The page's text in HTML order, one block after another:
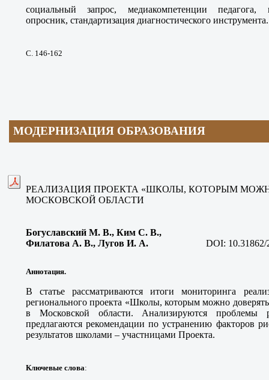
социальный запрос, медиакомпетенции педагога,
опросник, стандартизация диагностического инструмента.
С. 146-162
МОДЕРНИЗАЦИЯ ОБРАЗОВАНИЯ
РЕАЛИЗАЦИЯ ПРОЕКТА «ШКОЛЫ, КОТОРЫМ
МОСКОВСКОЙ ОБЛАСТИ
Богуславский М. В., Ким С. В.,
Филатова А. В., Лугов И. А. DOI:
Аннотация.
В статье рассматриваются итоги мониторинга
регионального проекта «Школы, которым можно
в Московской области. Анализируются проблемы
предлагаются рекомендации по устранению факторов
результатов школами – участницами Проекта.
Ключевые слова: